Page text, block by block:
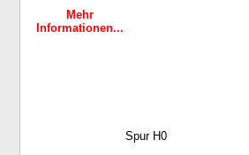
Mehr
Informationen...
Spur H0